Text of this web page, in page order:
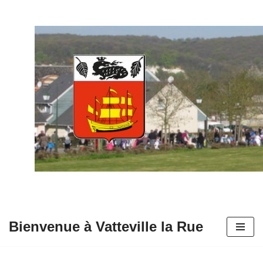
contenu
Bienvenue à Vatteville la Rue